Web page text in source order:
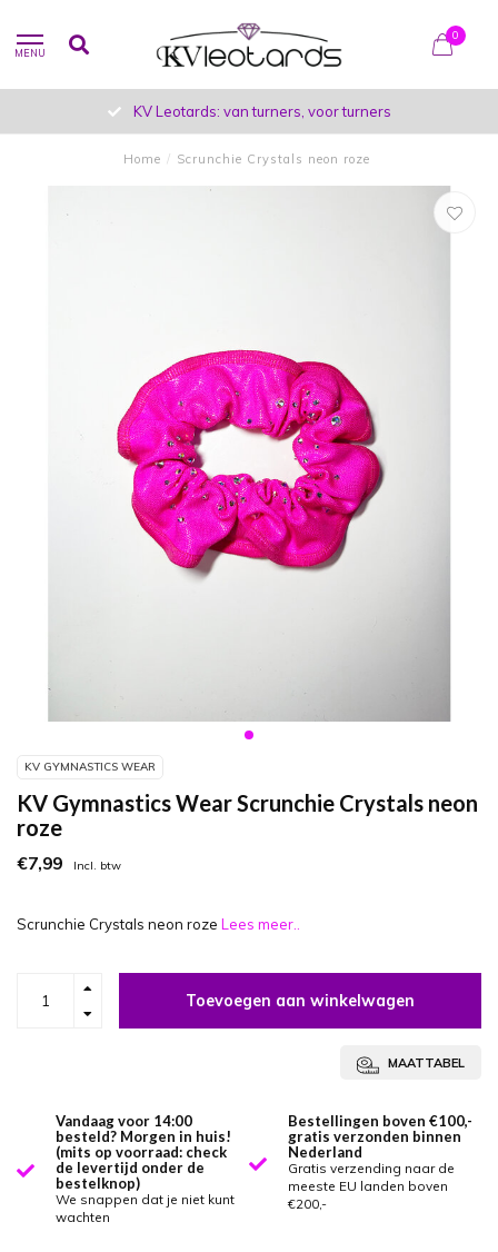
MENU
0
KV Leotards: van turners, voor turners
Home / Scrunchie Crystals neon roze
KV GYMNASTICS WEAR
KV Gymnastics Wear Scrunchie Crystals neon
roze
€7,99 Incl. btw
Scrunchie Crystals neon roze Lees meer..
Toevoegen aan winkelwagen
MAATTABEL
Vandaag voor 14:00
besteld? Morgen in huis!
(mits op voorraad: check
de levertijd onder de
bestelknop)
We snappen dat je niet kunt
wachten
Bestellingen boven €100,-
gratis verzonden binnen
Nederland
Gratis verzending naar de
meeste EU landen boven
€200,-